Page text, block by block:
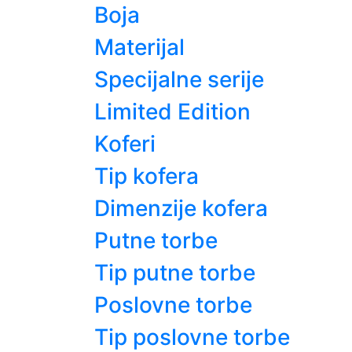
Boja
Materijal
Specijalne serije
Limited Edition
Koferi
Tip kofera
Dimenzije kofera
Putne torbe
Tip putne torbe
Poslovne torbe
Tip poslovne torbe